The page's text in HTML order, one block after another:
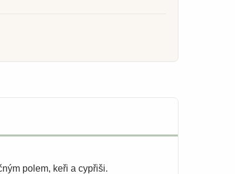
polem, keři a cypřiši.